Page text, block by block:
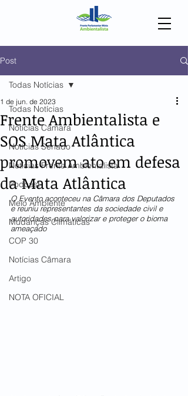
Post
Todas Notícias
Notícias Câmara
Notícias Senado
Notícias Frente Ambientalista
Podcast
Meio Ambiente
Mudanças Climáticas
COP 30
Notícias Câmara
Artigo
NOTA OFICIAL
Todas Notícias
Frente Ambientalista e
SOS Mata Atlântica
promovem ato em defesa
da Mata Atlântica
1 de jun. de 2023
O Evento aconteceu na Câmara dos Deputados
e reuniu representantes da sociedade civil e
autoridades para valorizar e proteger o bioma
ameaçado